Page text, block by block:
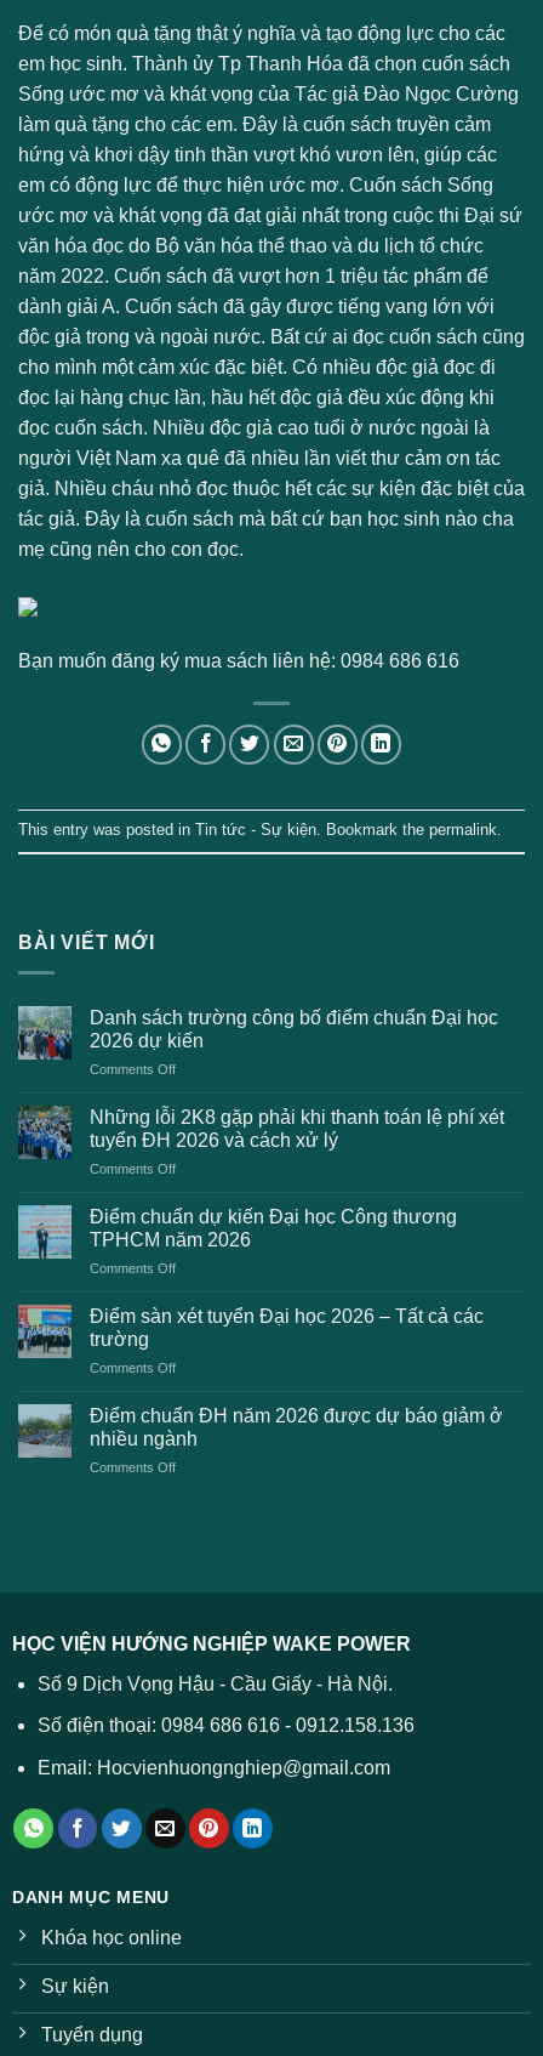
BÀI VIẾT MỚI
Danh sách trường công bố điểm chuẩn Đại học
2026 dự kiến
Comments Offon
sách
trường
công
bố
chuẩn
Đại
kiến
Những lỗi 2K8 gặp phải khi thanh toán lệ phí xét
tuyển ĐH 2026 và cách xử lý
Comments Offon
lỗi
2K8
gặp
phải
thanh
tuyển
ĐH
Điểm chuẩn dự kiến Đại học Công thương
TPHCM năm 2026
Comments Offon
chuẩn
Đại
Công
thương
Điểm sàn xét tuyển Đại học 2026 – Tất cả các
trường
Comments Offon
sàn
xét
tuyển
Đại
Điểm chuẩn ĐH năm 2026 được dự báo giảm ở
nhiều ngành
Comments Offon
giảm
nhiều
Để có món quà tặng thật ý nghĩa và tạo động lực cho các
em học sinh. Thành ủy Tp Thanh Hóa đã chọn cuốn sách
Sống ước mơ và khát vọng của Tác giả Đào Ngọc Cường
làm quà tặng cho các em. Đây là cuốn sách truyền cảm
hứng và khơi dậy tinh thần vượt khó vươn lên, giúp các
em có động lực để thực hiện ước mơ. Cuốn sách Sống
ước mơ và khát vọng đã đạt giải nhất trong cuộc thi Đại sứ
văn hóa đọc do Bộ văn hóa thể thao và du lịch tổ chức
năm 2022. Cuốn sách đã vượt hơn 1 triệu tác phẩm để
dành giải A. Cuốn sách đã gây được tiếng vang lớn với
độc giả trong và ngoài nước. Bất cứ ai đọc cuốn sách cũng
cho mình một cảm xúc đặc biệt. Có nhiều độc giả đọc đi
đọc lại hàng chục lần, hầu hết độc giả đều xúc động khi
đọc cuốn sách. Nhiều độc giả cao tuổi ở nước ngoài là
người Việt Nam xa quê đã nhiều lần viết thư cảm ơn tác
giả. Nhiều cháu nhỏ đọc thuộc hết các sự kiện đặc biệt của
tác giả. Đây là cuốn sách mà bất cứ bạn học sinh nào cha
mẹ cũng nên cho con đọc.
Bạn muốn đăng ký mua sách liên hệ: 0984 686 616
This entry was posted in Tin tức - Sự kiện. Bookmark the permalink.
HỌC VIỆN HƯỚNG NGHIỆP WAKE POWER
Số 9 Dịch Vọng Hậu - Cầu Giấy - Hà Nội.
Số điện thoại: 0984 686 616 - 0912.158.136
Email: Hocvienhuongnghiep@gmail.com
DANH MỤC MENU
Khóa học online
Sự kiện
Tuyển dụng